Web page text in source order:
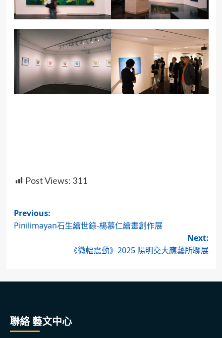
Post Views: 311
Post
navigation
Previous:
Pinilimayan石生繪世錄-楊慕仁繪畫創作展
Next:
《微幅震動》2025 陽明交大應藝所聯展
聯絡 藝文中心